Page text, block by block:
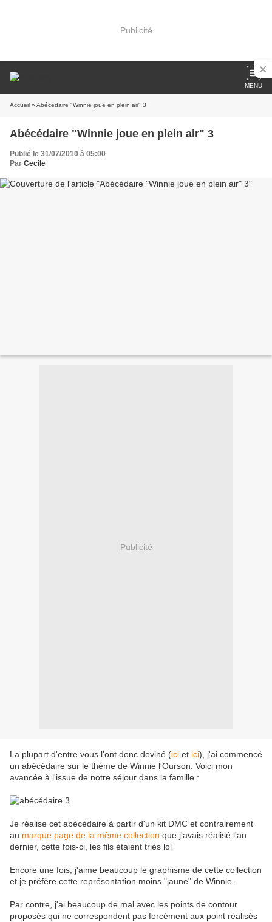
Publicité
MENU
Accueil » Abécédaire "Winnie joue en plein air" 3
Abécédaire "Winnie joue en plein air" 3
Publié le 31/07/2010 à 05:00
Par Cecile
Publicité
La plupart d'entre vous l'ont donc deviné (ici et ici), j'ai commencé
un abécédaire sur le thème de Winnie l'Ourson. Voici mon
avancée à l'issue de notre séjour dans la famille :
Je réalise cet abécédaire à partir d'un kit DMC et contrairement
au marque page de la même collection que j'avais réalisé l'an
dernier, cette fois-ci, les fils étaient triés lol
Encore une fois, j'aime beaucoup le graphisme de cette collection
et je préfère cette représentation moins "jaune" de Winnie.
Par contre, j'ai beaucoup de mal avec les points de contour
proposés qui ne correspondent pas forcément aux point réalisés